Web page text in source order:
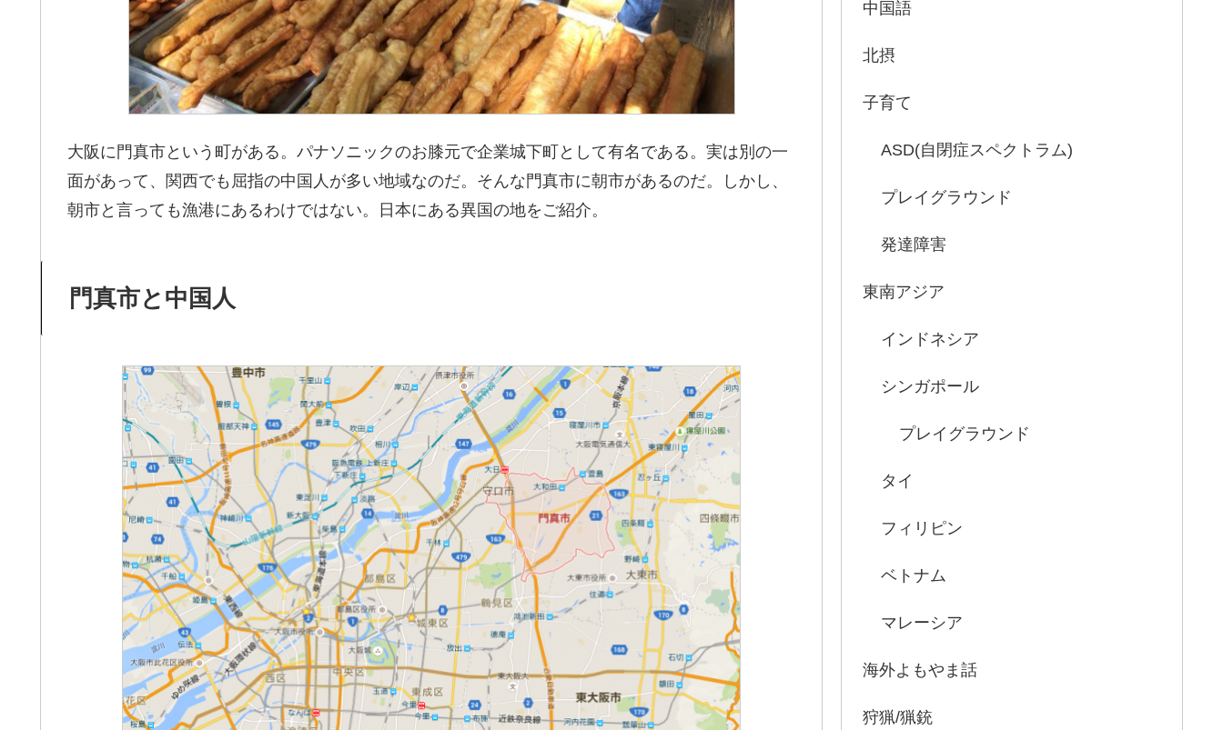
大阪に門真市という町がある。パナソニックのお膝元で企業城下町として有名である。実は別の一
面があって、関西でも屈指の中国人が多い地域なのだ。そんな門真市に朝市があるのだ。しかし、
朝市と言っても漁港にあるわけではない。日本にある異国の地をご紹介。
門真市と中国人
中国語
北摂
子育て
ASD(自閉症スペクトラム)
プレイグラウンド
発達障害
東南アジア
インドネシア
シンガポール
プレイグラウンド
タイ
フィリピン
ベトナム
マレーシア
海外よもやま話
狩猟/猟銃